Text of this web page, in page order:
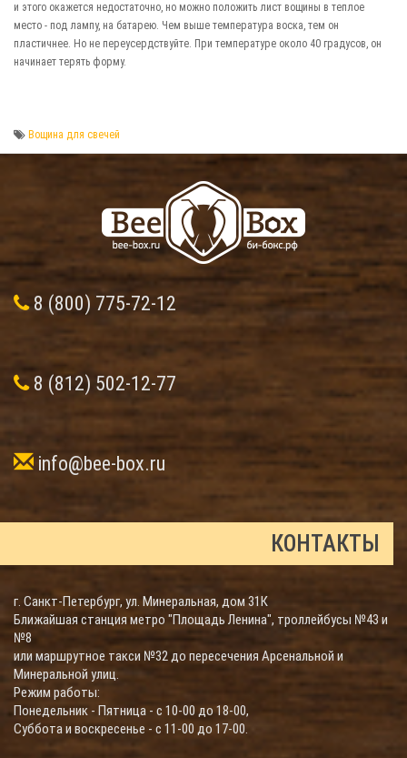
и этого окажется недостаточно, но можно положить лист вощины в теплое
место - под лампу, на батарею. Чем выше температура воска, тем он
пластичнее. Но не переусердствуйте. При температуре около 40 градусов, он
начинает терять форму.
Вощина для свечей
8 (800) 775-72-12
8 (812) 502-12-77
info@bee-box.ru
КОНТАКТЫ
г. Санкт-Петербург, ул. Минеральная, дом 31К
Ближайшая станция метро "Площадь Ленина", троллейбусы №43 и
№8
или маршрутное такси №32 до пересечения Арсенальной и
Минеральной улиц.
Режим работы:
Понедельник - Пятница - с 10-00 до 18-00,
Суббота и воскресенье - с 11-00 до 17-00.